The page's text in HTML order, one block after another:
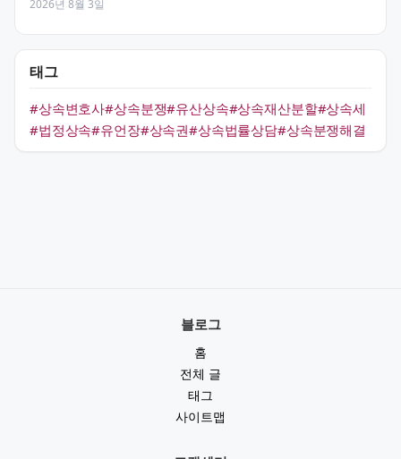
2026년 8월 3일
태그
#상속변호사#상속분쟁#유산상속#상속재산분할#상속세
#법정상속#유언장#상속권#상속법률상담#상속분쟁해결
블로그
홈
전체 글
태그
사이트맵